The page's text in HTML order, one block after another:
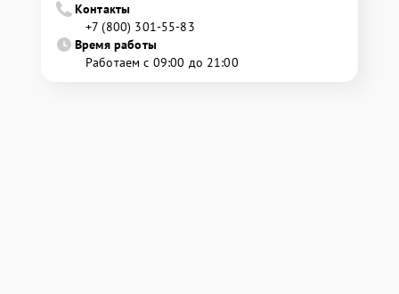
Контакты
+7 (800) 301-55-83
Время работы
Работаем с 09:00 до 21:00